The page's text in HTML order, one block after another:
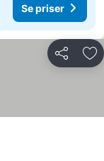
Se priser
Del